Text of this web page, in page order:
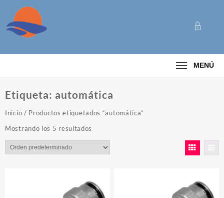
contenido
MENÚ
Etiqueta: automática
Inicio / Productos etiquetados “automática”
Mostrando los 5 resultados